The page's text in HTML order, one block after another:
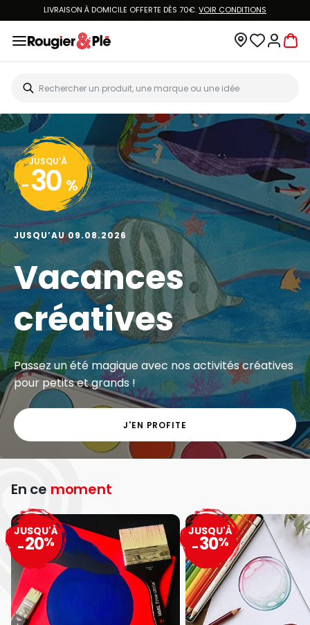
LIVRAISON À DOMICILE OFFERTE DÈS 70€.VOIR CONDITIONS
JUSQU'À
- 30 %
JUSQU’AU 09.08.2026
Vacances
créatives
Passez un été magique avec nos activités créatives
pour petits et grands !
J'EN PROFITE
En ce moment
JUSQU'À
-20%
JUSQU'À
-30%